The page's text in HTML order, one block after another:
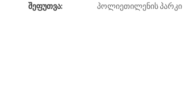
Შეფუთვა: პოლიეთილენის პარკი